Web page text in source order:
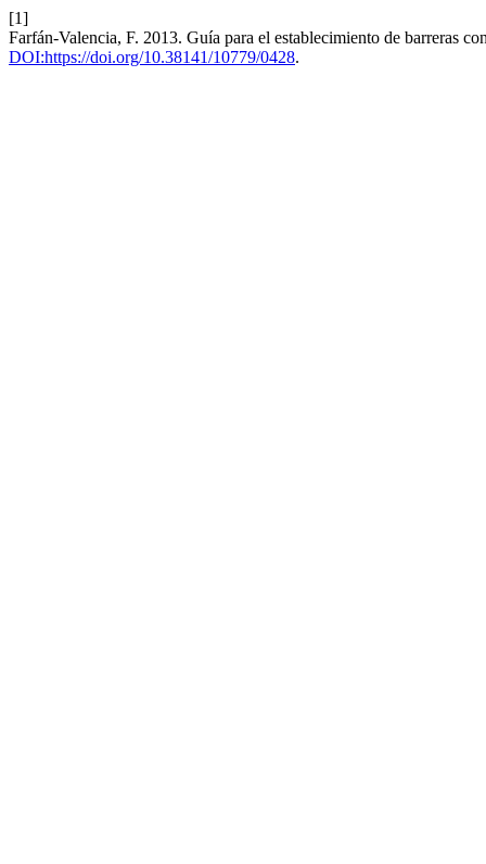
[1]
Farfán-Valencia, F. 2013. Guía para el establecimiento de barreras
DOI:https://doi.org/10.38141/10779/0428.